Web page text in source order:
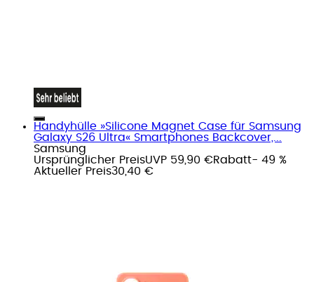
Handyhülle »Silicone Magnet Case für Samsung
Galaxy S26 Ultra« Smartphones Backcover,...
Samsung
Ursprünglicher PreisUVP 59,90 €Rabatt- 49 %
Aktueller Preis30,40 €